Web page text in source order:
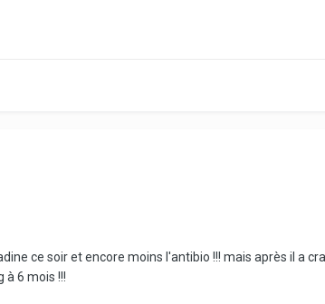
ce soir et encore moins l'antibio !!! mais après il a
6 mois !!!